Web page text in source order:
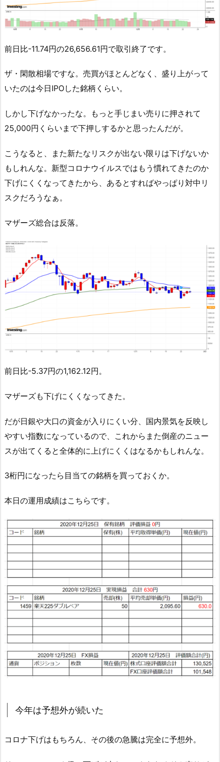
前日比-11.74円の26,656.61円で取引終了です。
ザ・閑散相場ですな。売買がほとんどなく、盛り上がって
いたのは今日IPOした銘柄くらい。
しかし下げなかったな。もっと手じまい売りに押されて
25,000円くらいまで下押しするかと思ったんだが。
こうなると、また新たなリスクが出ない限りは下げないか
もしれんな。新型コロナウイルスではもう慣れてきたのか
下げにくくなってきたから、あるとすればやっぱり対中リ
スクだろうなぁ。
マザーズ総合は反落。
前日比-5.37円の1,162.12円。
マザーズも下げにくくなってきた。
だが日銀や大口の資金が入りにくい分、国内景気を反映し
やすい指数になっているので、これからまた倒産のニュー
スが出てくると全体的に上げにくくはなるかもしれんな。
3桁円になったら目当ての銘柄を買っておくか。
本日の運用成績はこちらです。
今年は予想外が続いた
コロナ下げはもちろん、その後の急騰は完全に予想外。